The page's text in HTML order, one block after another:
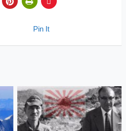
Pin It